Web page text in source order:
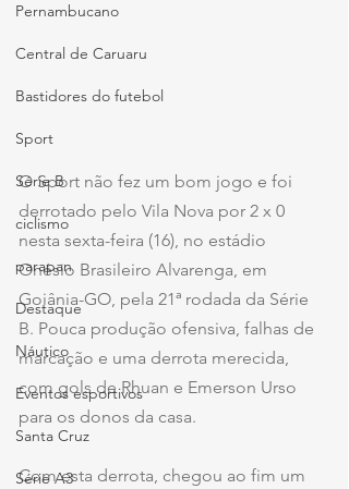
Pernambucano
Central de Caruaru
Bastidores do futebol
Sport
Série B
ciclismo
parapan
Destaque
Náutico
Eventos esportivos
Santa Cruz
Série A3
O Sport não fez um bom jogo e foi
derrotado pelo Vila Nova por 2 x 0
nesta sexta-feira (16), no estádio
Onésio Brasileiro Alvarenga, em
Goiânia-GO, pela 21ª rodada da Série
B. Pouca produção ofensiva, falhas de
marcação e uma derrota merecida,
com gols de Rhuan e Emerson Urso
para os donos da casa.
Com esta derrota, chegou ao fim um